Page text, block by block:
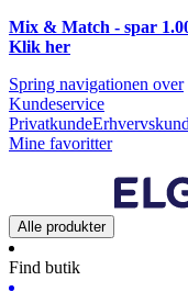
Mix & Match - spar
Klik her
Spring navigationen over
Kundeservice
Privatkunde
Mine favoritter
Alle produkter
Find butik